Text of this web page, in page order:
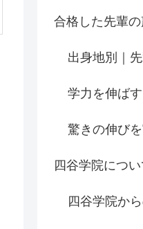
合格した先輩
出身地別｜
学力を伸ば
驚きの伸び
四谷学院につい
四谷学院か